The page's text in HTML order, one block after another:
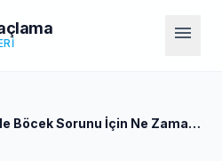
menu
Böcek Sorunu İçin Ne Zaman